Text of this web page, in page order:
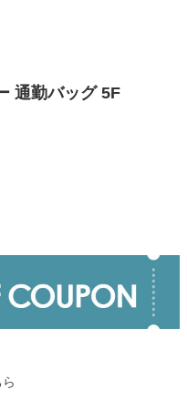
通勤バッグ 5F